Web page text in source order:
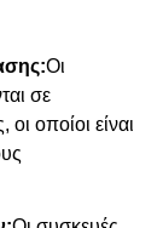
Οι
σε
οποίοι είναι